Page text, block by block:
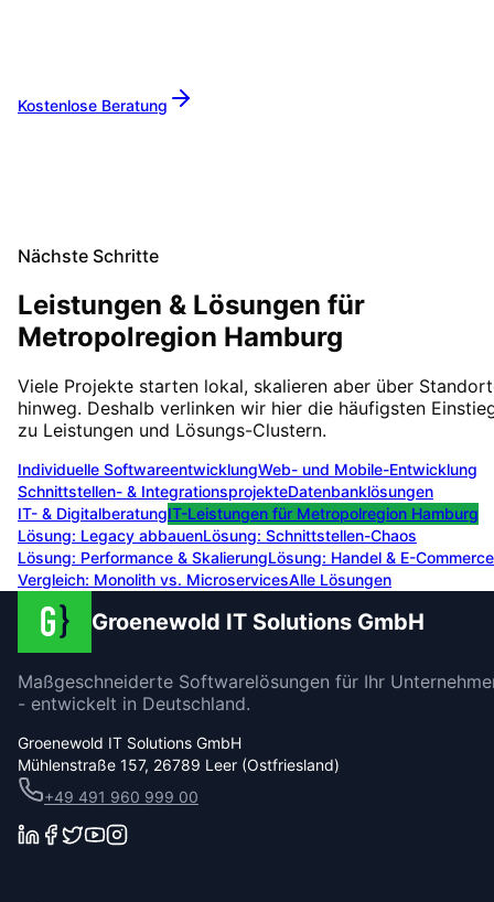
Kostenlose Beratung
Nächste Schritte
Leistungen & Lösungen für
Metropolregion Hamburg
Viele Projekte starten lokal, skalieren aber über
hinweg. Deshalb verlinken wir hier die häufigsten
zu Leistungen und Lösungs-Clustern.
Individuelle SoftwareentwicklungWeb- und Mobile-Entwicklung
Schnittstellen- & IntegrationsprojekteDatenbanklösungen
IT- & DigitalberatungIT-Leistungen für Metropolregion Hamburg
Lösung: Legacy abbauenLösung: Schnittstellen-Chaos
Lösung: Performance & SkalierungLösung: Handel & E-Commerce
Vergleich: Monolith vs. MicroservicesAlle Lösungen
Groenewold IT Solutions GmbH
Maßgeschneiderte Softwarelösungen für Ihr
- entwickelt in Deutschland.
Groenewold IT Solutions GmbH
Mühlenstraße 157, 26789 Leer (Ostfriesland)
+49 491 960 999 00